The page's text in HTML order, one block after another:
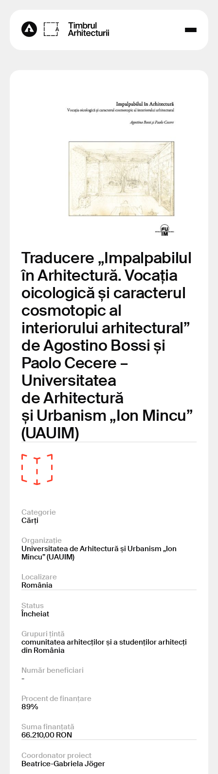
Traducere „Impalpabilul
în Arhitectură. Vocația
oicologică și caracterul
cosmotopic al
interiorului arhitectural”
de Agostino Bossi și
Paolo Cecere –
Universitatea
de Arhitectură
și Urbanism „Ion Mincu”
(UAUIM)
Categorie
Cărți
Organizație
Universitatea de Arhitectură și Urbanism „Ion
Mincu” (UAUIM)
Localizare
România
Status
Încheiat
Grupuri țintă
comunitatea arhitecților și a studenților arhitecți
din România
Număr beneficiari
-
Procent de finanțare
89%
Suma finanțată
66.210,00 RON
Coordonator proiect
Beatrice-Gabriela Jöger